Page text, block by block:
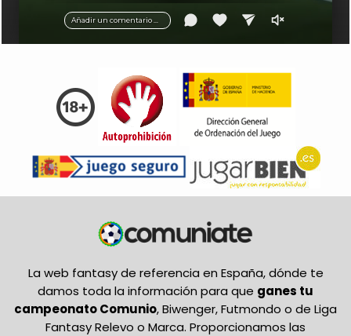
Añadir un comentario ...
La web fantasy de referencia en España, dónde te
damos toda la información para que ganes tu
campeonato Comunio, Biwenger, Futmondo o de Liga
Fantasy Relevo o Marca. Proporcionamos las